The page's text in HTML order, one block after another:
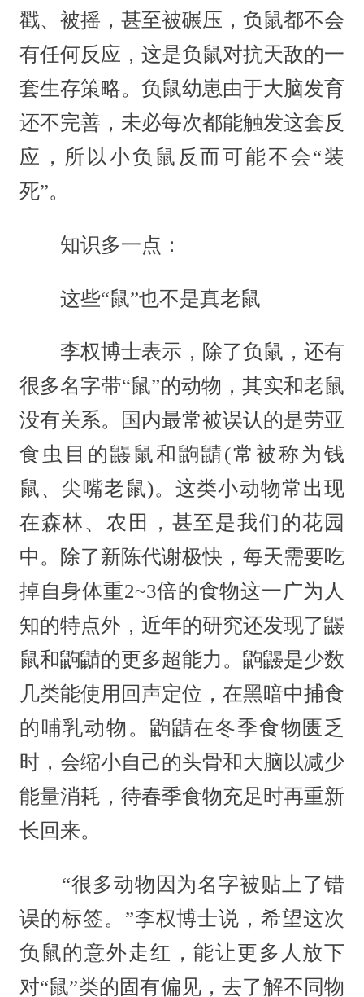
戳、被摇，甚至被碾压，负鼠都不会
有任何反应，这是负鼠对抗天敌的一
套生存策略。负鼠幼崽由于大脑发育
还不完善，未必每次都能触发这套反
应，所以小负鼠反而可能不会“装
死”。
知识多一点：
这些“鼠”也不是真老鼠
李权博士表示，除了负鼠，还有
很多名字带“鼠”的动物，其实和老鼠
没有关系。国内最常被误认的是劳亚
食虫目的鼹鼠和鼩鼱(常被称为钱
鼠、尖嘴老鼠)。这类小动物常出现
在森林、农田，甚至是我们的花园
中。除了新陈代谢极快，每天需要吃
掉自身体重2~3倍的食物这一广为人
知的特点外，近年的研究还发现了鼹
鼠和鼩鼱的更多超能力。鼩鼹是少数
几类能使用回声定位，在黑暗中捕食
的哺乳动物。鼩鼱在冬季食物匮乏
时，会缩小自己的头骨和大脑以减少
能量消耗，待春季食物充足时再重新
长回来。
“很多动物因为名字被贴上了错
误的标签。”李权博士说，希望这次
负鼠的意外走红，能让更多人放下
对“鼠”类的固有偏见，去了解不同物